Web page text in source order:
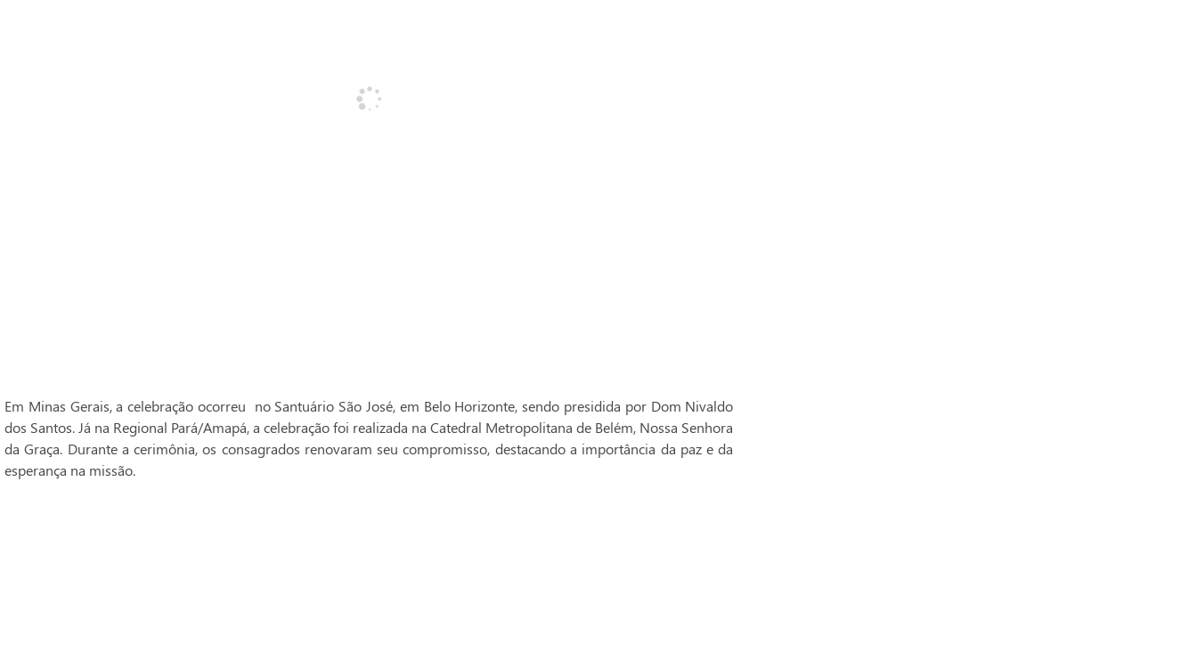
Em Minas Gerais, a celebração ocorreu no Santuário São José, em Belo Horizonte, sendo presidida por Dom Nivaldo
dos Santos. Já na Regional Pará/Amapá, a celebração foi realizada na Catedral Metropolitana de Belém, Nossa Senhora
da Graça. Durante a cerimônia, os consagrados renovaram seu compromisso, destacando a importância da paz e da
esperança na missão.